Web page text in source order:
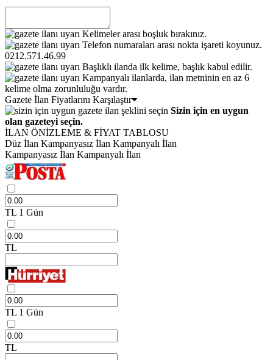
Kelimeler arası boşluk bırakınız.
Telefon numaraları arası nokta işareti koyunuz.
0212.571.46.99
Başlıklı ilanda ilk kelime, başlık kabul edilir.
Kampanyalı ilanlarda, ilan metninin en az 6
kelime olma zorunluluğu vardır.
Gazete İlan Fiyatlarını Karşılaştır
Sizin için en uygun
olan gazeteyi seçin.
İLAN ÖNİZLEME & FİYAT TABLOSU
Düz İlan Kampanyasız İlan Kampanyalı İlan
Kampanyasız İlan Kampanyalı İlan
TL 1 Gün
TL
TL 1 Gün
TL